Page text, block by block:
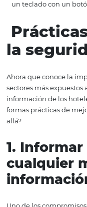
gestión de los
especificaciones
deben solicitar solo
servicios al usuario.
del
para que el usuario
su información. Por
Protección de
importantes en los